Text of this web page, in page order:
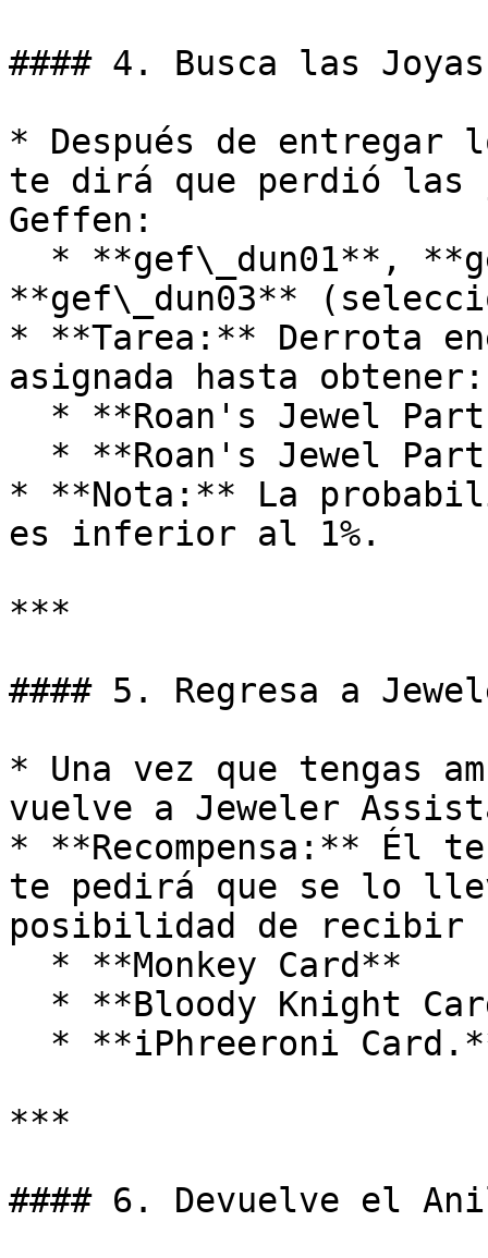
#### 4. Busca las
* Después de entregar
te dirá que perdió las
Geffen:
**gef\_dun03**
* **Tarea:** Derrota
asignada hasta obtener:
* **Nota:** La
es inferior al 1%.
***
#### 5. Regresa a
* Una vez que tengas
vuelve a Jeweler
* **Recompensa:** Él
te pedirá que se lo
posibilidad de recibir
***
#### 6. Devuelve el